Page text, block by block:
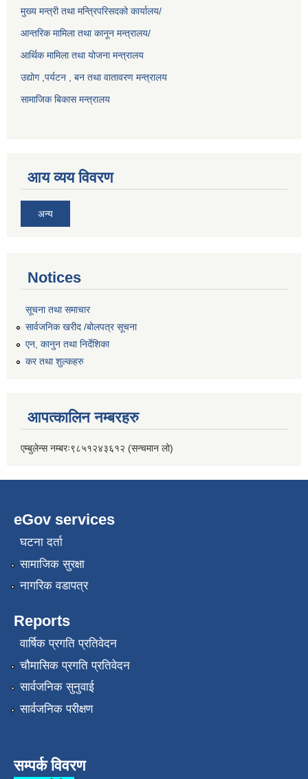
मुख्य मन्त्री तथा मन्त्रिपरिसदको कार्यालय/
आन्तरिक मामिला तथा कानून मन्त्रालय/
आर्थिक मामिला तथा योजना मन्त्रालय
उद्योग ,पर्यटन , बन तथा वातावरण मन्त्रालय
सामाजिक बिकास मन्त्रालय
आय व्यय विवरण
अन्य
Notices
सूचना तथा समाचार
सार्वजनिक खरीद /बोलपत्र सूचना
एन, कानुन तथा निर्देशिका
कर तथा शुल्कहरु
आपत्कालिन नम्बरहरु
एम्बुलेन्स नम्बरः९८५१२४३६१२ (सन्चमान लो)
eGov services
घटना दर्ता
सामाजिक सुरक्षा
नागरिक वडापत्र
Reports
वार्षिक प्रगति प्रतिवेदन
चौमासिक प्रगति प्रतिवेदन
सार्वजनिक सुनुवाई
सार्वजनिक परीक्षण
सम्पर्क विवरण